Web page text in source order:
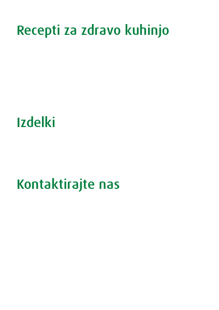
Recepti za zdravo kuhinjo
Izdelki
Kontaktirajte nas